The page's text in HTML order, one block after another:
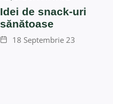
Idei de snack-uri
sănătoase
18 Septembrie 23